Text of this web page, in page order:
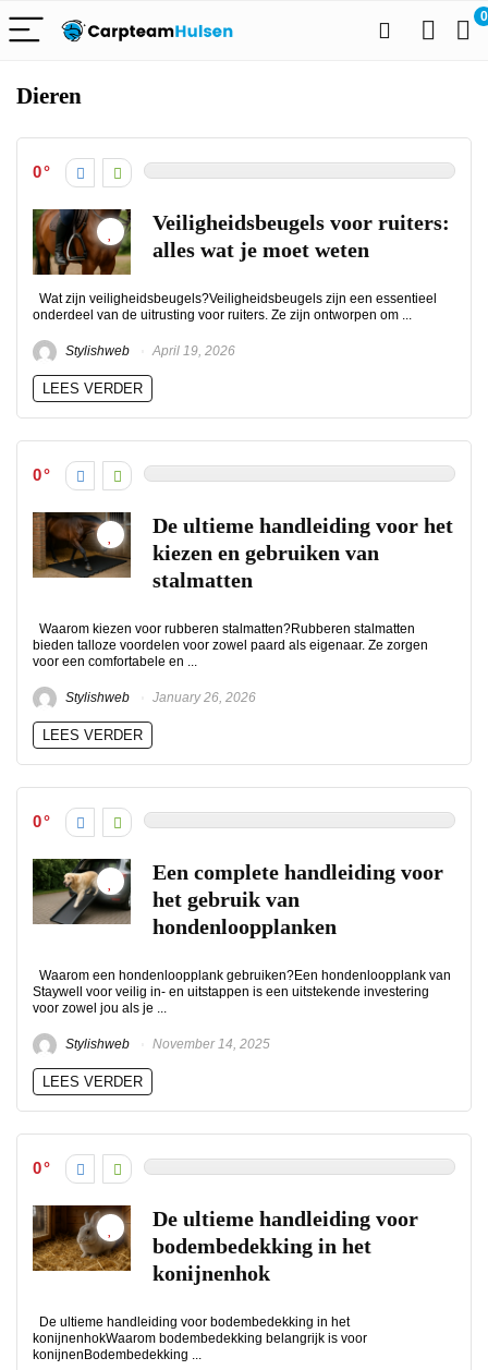
0
Dieren
0
Veiligheidsbeugels voor ruiters:
alles wat je moet weten
Wat zijn veiligheidsbeugels?Veiligheidsbeugels zijn een essentieel
onderdeel van de uitrusting voor ruiters. Ze zijn ontworpen om ...
Stylishweb April 19, 2026
LEES VERDER
0
De ultieme handleiding voor het
kiezen en gebruiken van
stalmatten
Waarom kiezen voor rubberen stalmatten?Rubberen stalmatten
bieden talloze voordelen voor zowel paard als eigenaar. Ze zorgen
voor een comfortabele en ...
Stylishweb January 26, 2026
LEES VERDER
0
Een complete handleiding voor
het gebruik van
hondenloopplanken
Waarom een hondenloopplank gebruiken?Een hondenloopplank van
Staywell voor veilig in- en uitstappen is een uitstekende investering
voor zowel jou als je ...
Stylishweb November 14, 2025
LEES VERDER
0
De ultieme handleiding voor
bodembedekking in het
konijnenhok
De ultieme handleiding voor bodembedekking in het
konijnenhokWaarom bodembedekking belangrijk is voor
konijnenBodembedekking ...